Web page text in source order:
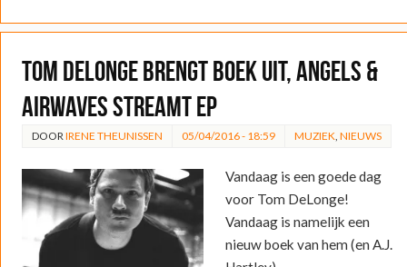
Tom DeLonge brengt boek uit, Angels &
Airwaves streamt EP
DOOR IRENE THEUNISSEN 05/04/2016 - 18:59 MUZIEK NIEUWS
Vandaag is een goede dag
voor Tom DeLonge!
Vandaag is namelijk een
nieuw boek van hem (en A.J.